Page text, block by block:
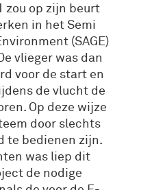
zou op zijn beurt
in het Semi
(SAGE)
vlieger was dan
voor de start en
de vlucht de
Op deze wijze
door slechts
te bedienen zijn.
was liep dit
de nodige